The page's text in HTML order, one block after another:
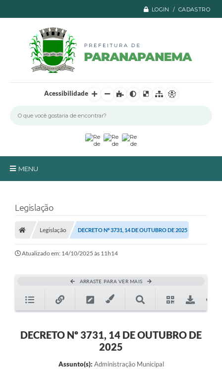
LOGIN / CADASTRO
Acessibilidade
MENU
A Prefeitura
Turismo
Transparência
Fale Conosco
Legislação
Legislação
Legislação DECRETO Nº 3731, 14 DE OUTUBRO DE 2025
Atualizado em: 14/10/2025 às 11h14
ARRASTE PARA VER MAIS
DECRETO Nº 3731, 14 DE OUTUBRO DE
2025
Assunto(s): Administração Municipal